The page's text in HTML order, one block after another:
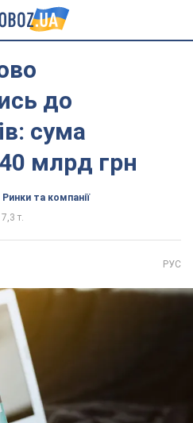
до
сума
млрд грн
Ринки та компанії
7,3 т.
РУС